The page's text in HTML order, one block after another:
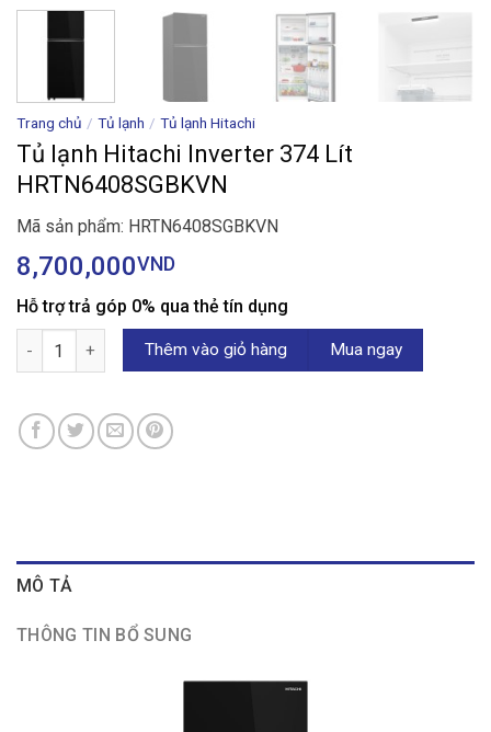
Trang chủ / Tủ lạnh / Tủ lạnh Hitachi
Tủ lạnh Hitachi Inverter 374 Lít
HRTN6408SGBKVN
Mã sản phẩm: HRTN6408SGBKVN
8,700,000VND
Hỗ trợ trả góp 0% qua thẻ tín dụng
Tủ lạnh Hitachi Inverter 374 Lít HRTN6408SGBKVN số lượng
Thêm vào giỏ hàng Mua ngay
MÔ TẢ
THÔNG TIN BỔ SUNG